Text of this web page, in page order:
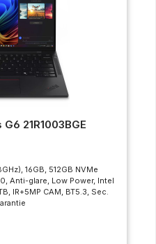
21R1003BGE
16GB, 512GB NVMe
Anti-glare, Low Power, Intel
IR+5MP CAM, BT5.3, Sec.